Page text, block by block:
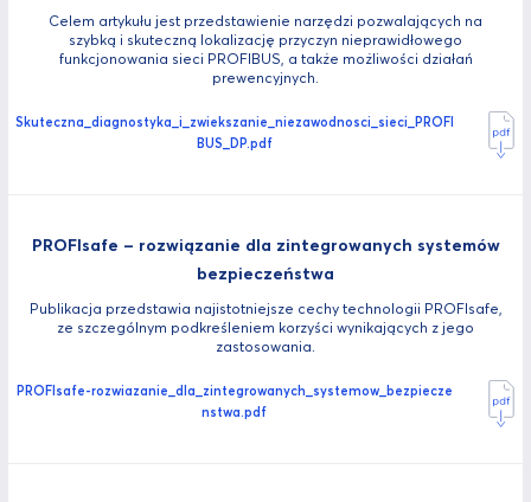
Celem artykułu jest przedstawienie narzędzi pozwalających na
szybką i skuteczną lokalizację przyczyn nieprawidłowego
funkcjonowania sieci PROFIBUS, a także możliwości działań
prewencyjnych.
Skuteczna_diagnostyka_i_zwiekszanie_niezawodnosci_sieci_PROFI
BUS_DP.pdf
PROFIsafe – rozwiązanie dla zintegrowanych systemów
bezpieczeństwa
Publikacja przedstawia najistotniejsze cechy technologii PROFIsafe,
ze szczególnym podkreśleniem korzyści wynikających z jego
zastosowania.
PROFIsafe-rozwiazanie_dla_zintegrowanych_systemow_bezpiecze
nstwa.pdf